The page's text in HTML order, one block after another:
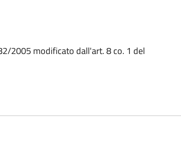
2005 modificato dall'art. 8 co. 1 del